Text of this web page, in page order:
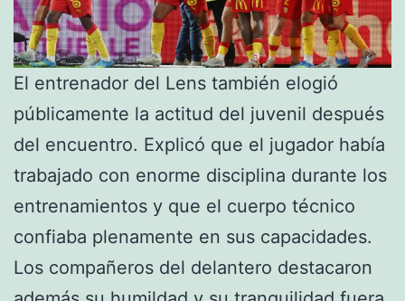
El entrenador del Lens también elogió
públicamente la actitud del juvenil después
del encuentro. Explicó que el jugador había
trabajado con enorme disciplina durante los
entrenamientos y que el cuerpo técnico
confiaba plenamente en sus capacidades.
Los compañeros del delantero destacaron